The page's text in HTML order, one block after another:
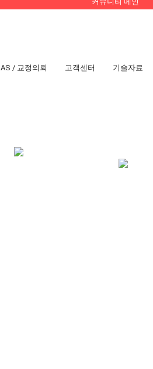
AS / 교정의뢰 고객센터 기술자료